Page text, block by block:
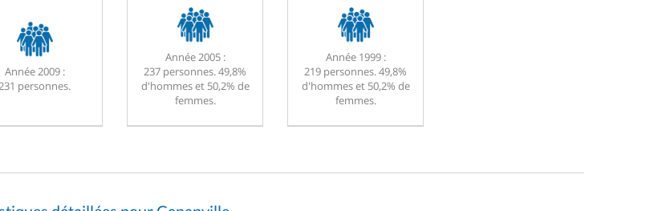
Année 2009 :
personnes.
Année 2005 :
237 personnes. 49,8%
d'hommes et 50,2% de
femmes.
Année 1999 :
219 personnes. 49,8%
d'hommes et 50,2% de
femmes.